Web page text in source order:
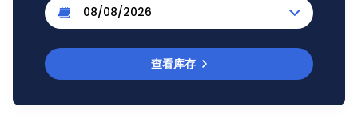
查看库存